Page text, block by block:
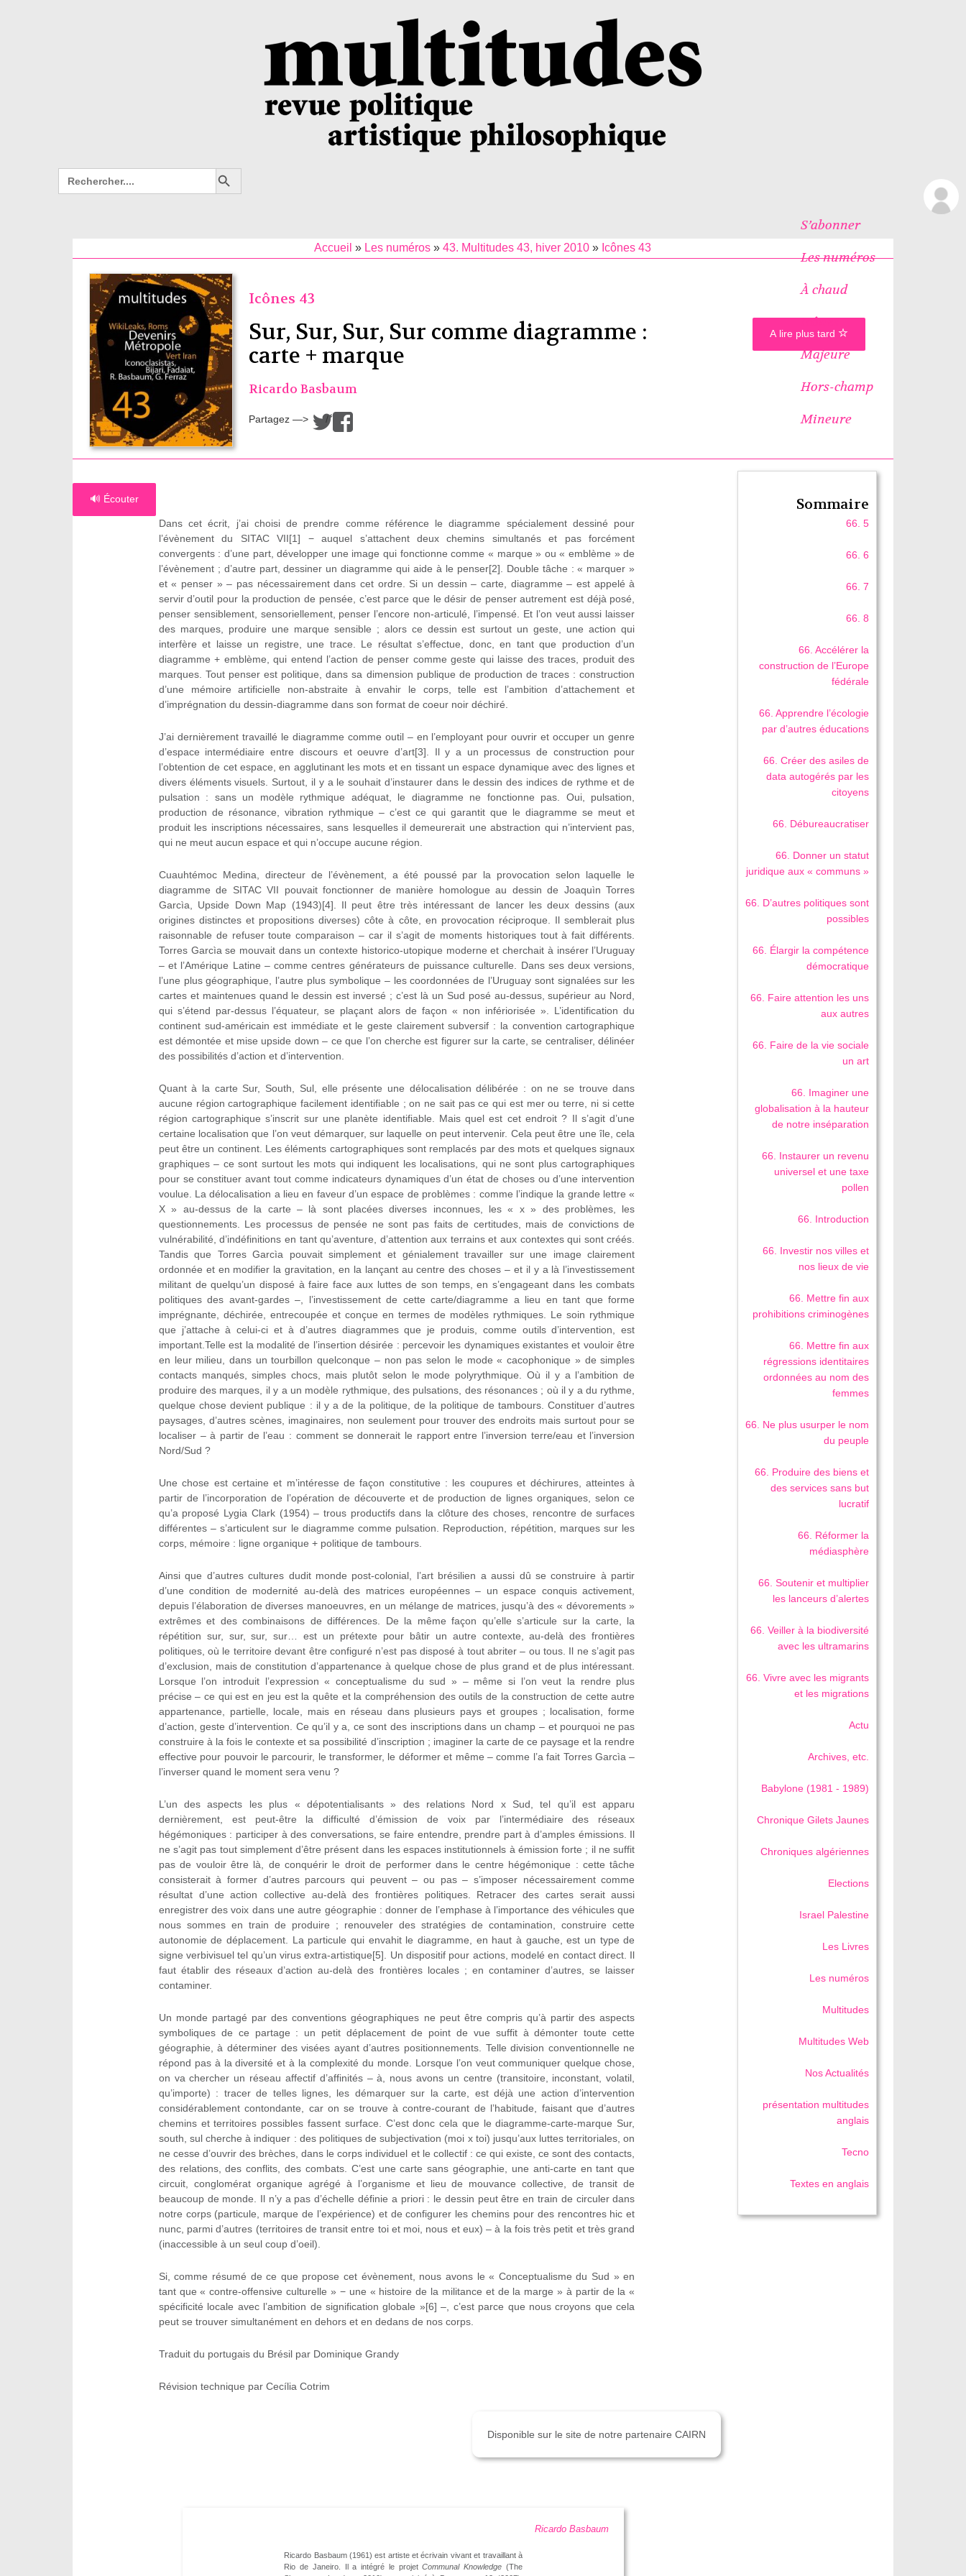
Search
for:
Search Button
S’abonner
Les numéros
À chaud
Icônes
Majeure
Hors-champ
Mineure
Accueil » Les numéros »43. Multitudes 43, hiver 2010 » Icônes 43
Icônes 43
Sur, Sur, Sur, Sur comme diagramme :
carte + marque
Ricardo Basbaum
Partagez —> /
🔊 Écouter
Dans cet écrit, j’ai choisi de prendre comme référence le diagramme spécialement dessiné pour
l’évènement du SITAC VII[1] − auquel s’attachent deux chemins simultanés et pas forcément
convergents : d’une part, développer une image qui fonctionne comme « marque » ou « emblème » de
l’évènement ; d’autre part, dessiner un diagramme qui aide à le penser[2]. Double tâche : « marquer »
et « penser » – pas nécessairement dans cet ordre. Si un dessin – carte, diagramme – est appelé à
servir d’outil pour la production de pensée, c’est parce que le désir de penser autrement est déjà posé,
penser sensiblement, sensoriellement, penser l’encore non-articulé, l’impensé. Et l’on veut aussi laisser
des marques, produire une marque sensible ; alors ce dessin est surtout un geste, une action qui
interfère et laisse un registre, une trace. Le résultat s’effectue, donc, en tant que production d’un
diagramme + emblème, qui entend l’action de penser comme geste qui laisse des traces, produit des
marques. Tout penser est politique, dans sa dimension publique de production de traces : construction
d’une mémoire artificielle non-abstraite à envahir le corps, telle est l’ambition d’attachement et
d’imprégnation du dessin-diagramme dans son format de coeur noir déchiré.
J’ai dernièrement travaillé le diagramme comme outil – en l’employant pour ouvrir et occuper un genre
d’espace intermédiaire entre discours et oeuvre d’art[3]. Il y a un processus de construction pour
l’obtention de cet espace, en agglutinant les mots et en tissant un espace dynamique avec des lignes et
divers éléments visuels. Surtout, il y a le souhait d’instaurer dans le dessin des indices de rythme et de
pulsation : sans un modèle rythmique adéquat, le diagramme ne fonctionne pas. Oui, pulsation,
production de résonance, vibration rythmique – c’est ce qui garantit que le diagramme se meut et
produit les inscriptions nécessaires, sans lesquelles il demeurerait une abstraction qui n’intervient pas,
qui ne meut aucun espace et qui n’occupe aucune région.
Cuauhtémoc Medina, directeur de l’évènement, a été poussé par la provocation selon laquelle le
diagramme de SITAC VII pouvait fonctionner de manière homologue au dessin de Joaquìn Torres
Garcìa, Upside Down Map (1943)[4]. Il peut être très intéressant de lancer les deux dessins (aux
origines distinctes et propositions diverses) côte à côte, en provocation réciproque. Il semblerait plus
raisonnable de refuser toute comparaison – car il s’agit de moments historiques tout à fait différents.
Torres Garcìa se mouvait dans un contexte historico-utopique moderne et cherchait à insérer l’Uruguay
– et l’Amérique Latine – comme centres générateurs de puissance culturelle. Dans ses deux versions,
l’une plus géographique, l’autre plus symbolique – les coordonnées de l’Uruguay sont signalées sur les
cartes et maintenues quand le dessin est inversé ; c’est là un Sud posé au-dessus, supérieur au Nord,
qui s’étend par-dessus l’équateur, se plaçant alors de façon « non infériorisée ». L’identification du
continent sud-américain est immédiate et le geste clairement subversif : la convention cartographique
est démontée et mise upside down – ce que l’on cherche est figurer sur la carte, se centraliser, délinéer
des possibilités d’action et d’intervention.
Quant à la carte Sur, South, Sul, elle présente une délocalisation délibérée : on ne se trouve dans
aucune région cartographique facilement identifiable ; on ne sait pas ce qui est mer ou terre, ni si cette
région cartographique s’inscrit sur une planète identifiable. Mais quel est cet endroit ? Il s’agit d’une
certaine localisation que l’on veut démarquer, sur laquelle on peut intervenir. Cela peut être une île, cela
peut être un continent. Les éléments cartographiques sont remplacés par des mots et quelques signaux
graphiques – ce sont surtout les mots qui indiquent les localisations, qui ne sont plus cartographiques
pour se constituer avant tout comme indicateurs dynamiques d’un état de choses ou d’une intervention
voulue. La délocalisation a lieu en faveur d’un espace de problèmes : comme l’indique la grande lettre «
X » au-dessus de la carte – là sont placées diverses inconnues, les « x » des problèmes, les
questionnements. Les processus de pensée ne sont pas faits de certitudes, mais de convictions de
vulnérabilité, d’indéfinitions en tant qu’aventure, d’attention aux terrains et aux contextes qui sont créés.
Tandis que Torres Garcìa pouvait simplement et génialement travailler sur une image clairement
ordonnée et en modifier la gravitation, en la lançant au centre des choses – et il y a là l’investissement
militant de quelqu’un disposé à faire face aux luttes de son temps, en s’engageant dans les combats
politiques des avant-gardes –, l’investissement de cette carte/diagramme a lieu en tant que forme
imprégnante, déchirée, entrecoupée et conçue en termes de modèles rythmiques. Le soin rythmique
que j’attache à celui-ci et à d’autres diagrammes que je produis, comme outils d’intervention, est
important.Telle est la modalité de l’insertion désirée : percevoir les dynamiques existantes et vouloir être
en leur milieu, dans un tourbillon quelconque – non pas selon le mode « cacophonique » de simples
contacts manqués, simples chocs, mais plutôt selon le mode polyrythmique. Où il y a l’ambition de
produire des marques, il y a un modèle rythmique, des pulsations, des résonances ; où il y a du rythme,
quelque chose devient publique : il y a de la politique, de la politique de tambours. Constituer d’autres
paysages, d’autres scènes, imaginaires, non seulement pour trouver des endroits mais surtout pour se
localiser – à partir de l’eau : comment se donnerait le rapport entre l’inversion terre/eau et l’inversion
Nord/Sud ?
Une chose est certaine et m’intéresse de façon constitutive : les coupures et déchirures, atteintes à
partir de l’incorporation de l’opération de découverte et de production de lignes organiques, selon ce
qu’a proposé Lygia Clark (1954) – trous productifs dans la clôture des choses, rencontre de surfaces
différentes – s’articulent sur le diagramme comme pulsation. Reproduction, répétition, marques sur les
corps, mémoire : ligne organique + politique de tambours.
Ainsi que d’autres cultures dudit monde post-colonial, l’art brésilien a aussi dû se construire à partir
d’une condition de modernité au-delà des matrices européennes – un espace conquis activement,
depuis l’élaboration de diverses manoeuvres, en un mélange de matrices, jusqu’à des « dévorements »
extrêmes et des combinaisons de différences. De la même façon qu’elle s’articule sur la carte, la
répétition sur, sur, sur, sur… est un prétexte pour bâtir un autre contexte, au-delà des frontières
politiques, où le territoire devant être configuré n’est pas disposé à tout abriter – ou tous. Il ne s’agit pas
d’exclusion, mais de constitution d’appartenance à quelque chose de plus grand et de plus intéressant.
Lorsque l’on introduit l’expression « conceptualisme du sud » – même si l’on veut la rendre plus
précise – ce qui est en jeu est la quête et la compréhension des outils de la construction de cette autre
appartenance, partielle, locale, mais en réseau dans plusieurs pays et groupes ; localisation, forme
d’action, geste d’intervention. Ce qu’il y a, ce sont des inscriptions dans un champ – et pourquoi ne pas
construire à la fois le contexte et sa possibilité d’inscription ; imaginer la carte de ce paysage et la rendre
effective pour pouvoir le parcourir, le transformer, le déformer et même – comme l’a fait Torres Garcìa –
l’inverser quand le moment sera venu ?
L’un des aspects les plus « dépotentialisants » des relations Nord x Sud, tel qu’il est apparu
dernièrement, est peut-être la difficulté d’émission de voix par l’intermédiaire des réseaux
hégémoniques : participer à des conversations, se faire entendre, prendre part à d’amples émissions. Il
ne s’agit pas tout simplement d’être présent dans les espaces institutionnels à émission forte ; il ne suffit
pas de vouloir être là, de conquérir le droit de performer dans le centre hégémonique : cette tâche
consisterait à former d’autres parcours qui peuvent – ou pas – s’imposer nécessairement comme
résultat d’une action collective au-delà des frontières politiques. Retracer des cartes serait aussi
enregistrer des voix dans une autre géographie : donner de l’emphase à l’importance des véhicules que
nous sommes en train de produire ; renouveler des stratégies de contamination, construire cette
autonomie de déplacement. La particule qui envahit le diagramme, en haut à gauche, est un type de
signe verbivisuel tel qu’un virus extra-artistique[5]. Un dispositif pour actions, modelé en contact direct. Il
faut établir des réseaux d’action au-delà des frontières locales ; en contaminer d’autres, se laisser
contaminer.
Un monde partagé par des conventions géographiques ne peut être compris qu’à partir des aspects
symboliques de ce partage : un petit déplacement de point de vue suffit à démonter toute cette
géographie, à déterminer des visées ayant d’autres positionnements. Telle division conventionnelle ne
répond pas à la diversité et à la complexité du monde. Lorsque l’on veut communiquer quelque chose,
on va chercher un réseau affectif d’affinités – à, nous avons un centre (transitoire, inconstant, volatil,
qu’importe) : tracer de telles lignes, les démarquer sur la carte, est déjà une action d’intervention
considérablement contondante, car on se trouve à contre-courant de l’habitude, faisant que d’autres
chemins et territoires possibles fassent surface. C’est donc cela que le diagramme-carte-marque Sur,
south, sul cherche à indiquer : des politiques de subjectivation (moi x toi) jusqu’aux luttes territoriales, on
ne cesse d’ouvrir des brèches, dans le corps individuel et le collectif : ce qui existe, ce sont des contacts,
des relations, des conflits, des combats. C’est une carte sans géographie, une anti-carte en tant que
circuit, conglomérat organique agrégé à l’organisme et lieu de mouvance collective, de transit de
beaucoup de monde. Il n’y a pas d’échelle définie a priori : le dessin peut être en train de circuler dans
notre corps (particule, marque de l’expérience) et de configurer les chemins pour des rencontres hic et
nunc, parmi d’autres (territoires de transit entre toi et moi, nous et eux) – à la fois très petit et très grand
(inaccessible à un seul coup d’oeil).
Si, comme résumé de ce que propose cet évènement, nous avons le « Conceptualisme du Sud » en
tant que « contre-offensive culturelle » − une « histoire de la militance et de la marge » à partir de la «
spécificité locale avec l’ambition de signification globale »[6] –, c’est parce que nous croyons que cela
peut se trouver simultanément en dehors et en dedans de nos corps.
Traduit du portugais du Brésil par Dominique Grandy
Révision technique par Cecília Cotrim
A lire plus tard
Disponible sur le site de notre partenaire CAIRN
Ricardo Basbaum
Ricardo Basbaum (1961) est artiste et écrivain vivant et travaillant à
Rio de Janeiro. Il a intégré le projetCommunal Knowledge (The
Sommaire
66. 5
66. 6
66. 7
66. 8
66. Accélérer la
construction de l’Europe
fédérale
66. Apprendre l’écologie
par d’autres éducations
66. Créer des asiles de
data autogérés par les
citoyens
66. Débureaucratiser
66. Donner un statut
juridique aux « communs »
66. D’autres politiques sont
possibles
66. Élargir la compétence
démocratique
66. Faire attention les uns
aux autres
66. Faire de la vie sociale
un art
66. Imaginer une
globalisation à la hauteur
de notre inséparation
66. Instaurer un revenu
universel et une taxe
pollen
66. Introduction
66. Investir nos villes et
nos lieux de vie
66. Mettre fin aux
prohibitions criminogènes
66. Mettre fin aux
régressions identitaires
ordonnées au nom des
femmes
66. Ne plus usurper le nom
du peuple
66. Produire des biens et
des services sans but
lucratif
66. Réformer la
médiasphère
66. Soutenir et multiplier
les lanceurs d’alertes
66. Veiller à la biodiversité
avec les ultramarins
66. Vivre avec les migrants
et les migrations
Actu
Archives, etc.
Babylone (1981 - 1989)
Chronique Gilets Jaunes
Chroniques algériennes
Elections
Israel Palestine
Les Livres
Les numéros
Multitudes
Multitudes Web
Nos Actualités
présentation multitudes
anglais
Tecno
Textes en anglais